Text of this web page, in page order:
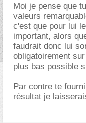
Moi je pense que
valeurs
c'est que pour lui
important, alors
faudrait donc lui
obligatoirement
plus bas possible
Par contre te
résultat je